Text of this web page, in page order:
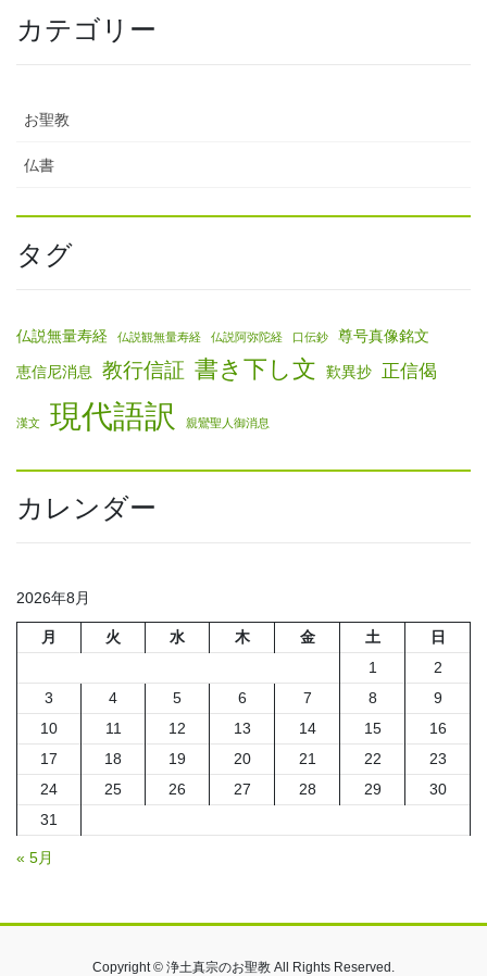
カテゴリー
お聖教
仏書
タグ
仏説無量寿経 仏説観無量寿経 仏説阿弥陀経 口伝鈔 尊号真像銘文
恵信尼消息 教行信証 書き下し文 歎異抄 正信偈
漢文 現代語訳 親鸞聖人御消息
カレンダー
2026年8月
月 火 水 木 金 土
日
1
2
3
4 5 6 7 8
9
10
11 12 13 14 15
16
17
18 19 20 21 22
23
24
25 26 27 28 29
30
31
« 5月
Copyright © 浄土真宗のお聖教 All Rights Reserved.